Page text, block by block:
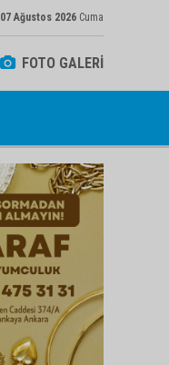
07 Ağustos 2026 Cuma
FOTO GALERİ